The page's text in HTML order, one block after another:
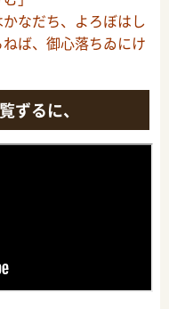
なだち、よろぼはし
ば、御心落ちゐにけ
ずるに、